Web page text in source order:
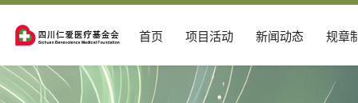
首页 项目活动 新闻动态 规章